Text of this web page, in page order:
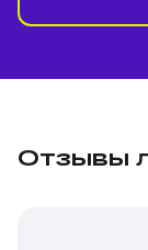
Отзывы